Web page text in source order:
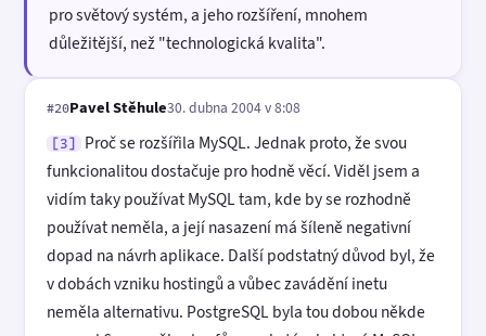
pro světový systém, a jeho rozšíření, mnohem
důležitější, než "technologická kvalita".
#20Pavel Stěhule30. dubna 2004 v 8:08
[3]
Proč se rozšířila MySQL. Jednak proto, že svou
funkcionalitou dostačuje pro hodně věcí. Viděl jsem a
vidím taky používat MySQL tam, kde by se rozhodně
používat neměla, a její nasazení má šíleně negativní
dopad na návrh aplikace. Další podstatný důvod byl, že
v dobách vzniku hostingů a vůbec zavádění inetu
neměla alternativu. PostgreSQL byla tou dobou někde